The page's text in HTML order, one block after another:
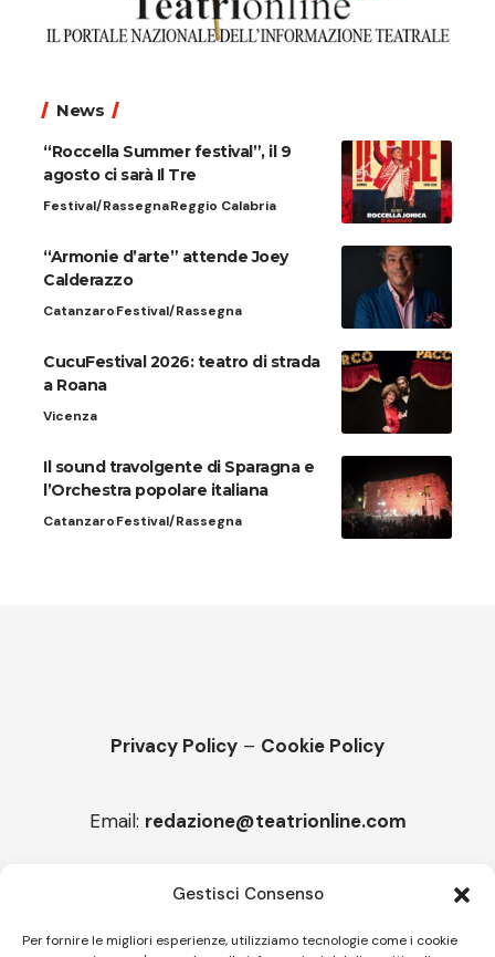
Gestisci Consenso
Per fornire le migliori esperienze, utilizziamo tecnologie come i cookie
News
“Roccella Summer festival”, il 9
agosto ci sarà Il Tre
Festival/RassegnaReggio Calabria
“Armonie d’arte” attende Joey
Calderazzo
CatanzaroFestival/Rassegna
CucuFestival 2026: teatro di strada
a Roana
Vicenza
Il sound travolgente di Sparagna e
l’Orchestra popolare italiana
CatanzaroFestival/Rassegna
Privacy Policy – Cookie Policy
Email: redazione@teatrionline.com